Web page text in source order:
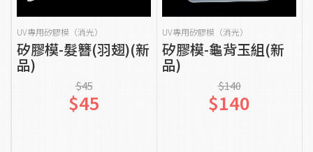
貨到通知我
UV專用矽膠模（消光）
矽膠模-髮簪(羽翅)(新
品)
$45
$45
貨到通知我
UV專用矽膠模（消光）
矽膠模-龜背玉組(新
品)
$140
$140